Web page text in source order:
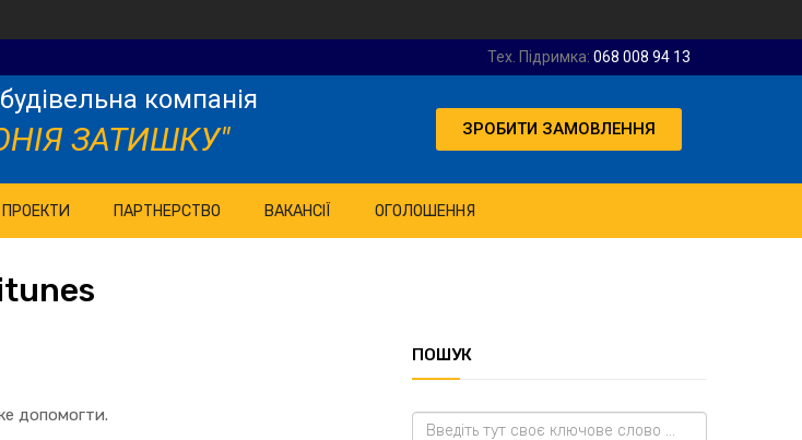
Тех. Підримка: 068 008 94 13
компанія
ЗАТИШКУ" ЗРОБИТИ ЗАМОВЛЕННЯ
ПРОЕКТИ ПАРТНЕРСТВО ВАКАНСІЇ ОГОЛОШЕННЯ
допомогти.
ПОШУК